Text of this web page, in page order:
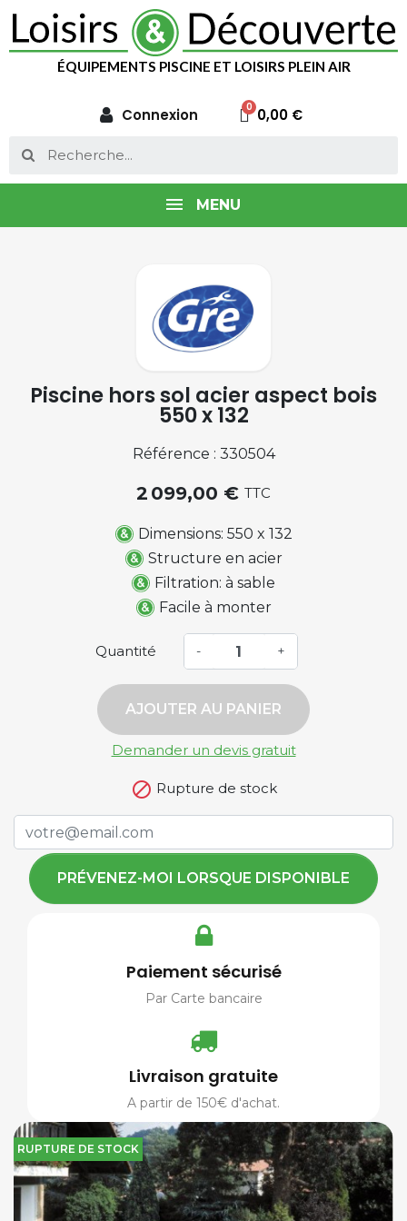
ÉQUIPEMENTS PISCINE ET LOISIRS PLEIN AIR
Connexion 0,00 €
MENU
RUPTURE DE STOCK
Piscine hors sol acier aspect bois
550 x 132
Référence : 330504
2 099,00 € TTC
Dimensions: 550 x 132
Structure en acier
Filtration: à sable
Facile à monter
Quantité - +
AJOUTER AU PANIER
Demander un devis gratuit
 Rupture de stock
PRÉVENEZ-MOI LORSQUE DISPONIBLE
Paiement sécurisé
Par Carte bancaire
Livraison gratuite
A partir de 150€ d'achat.